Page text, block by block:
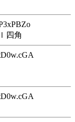
四角